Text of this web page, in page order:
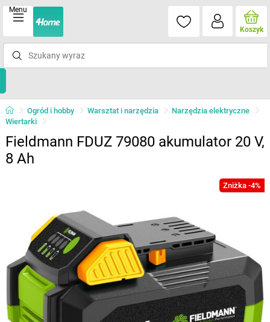
Menu
Koszyk
Ogród i hobby Warsztat i narzędzia
Narzędzia elektryczne
Wiertarki
Fieldmann FDUZ 79080 akumulator 20 V,
8 Ah
Zniżka -4%